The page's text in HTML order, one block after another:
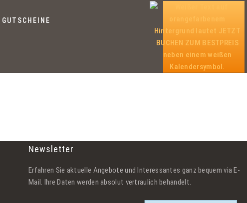
GUTSCHEINE
Newsletter
Erfahren Sie aktuelle Angebote und Interessantes ganz bequem via E-
Mail. Ihre Daten werden absolut vertraulich behandelt.